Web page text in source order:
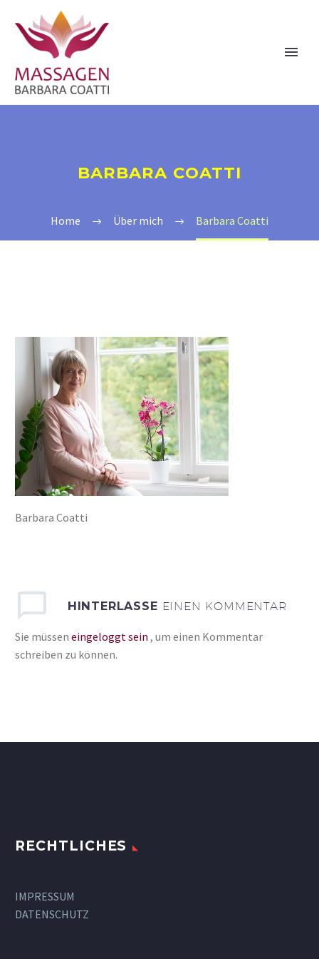
BARBARA COATTI
Home Über mich Barbara Coatti
Barbara Coatti
HINTERLASSE EINEN KOMMENTAR
Sie müssen eingeloggt sein , um einen Kommentar
schreiben zu können.
RECHTLICHES
IMPRESSUM
DATENSCHUTZ